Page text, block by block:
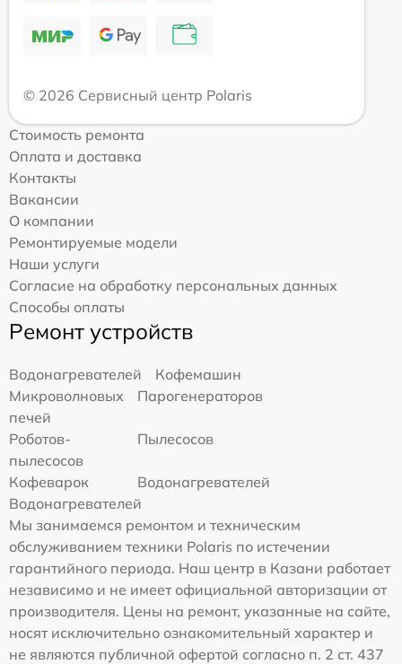
© 2026 Сервисный центр Polaris
Стоимость ремонта
Оплата и доставка
Контакты
Вакансии
О компании
Ремонтируемые модели
Наши услуги
Согласие на обработку персональных данных
Способы оплаты
Ремонт устройств
Водонагревателей
Кофемашин
Микроволновых
печей
Парогенераторов
Роботов-
пылесосов
Пылесосов
Кофеварок
Водонагревателей
Водонагревателей
Мы занимаемся ремонтом и техническим
обслуживанием техники Polaris по истечении
гарантийного периода. Наш центр в Казани работает
независимо и не имеет официальной авторизации от
производителя. Цены на ремонт, указанные на сайте,
носят исключительно ознакомительный характер и
не являются публичной офертой согласно п. 2 ст. 437